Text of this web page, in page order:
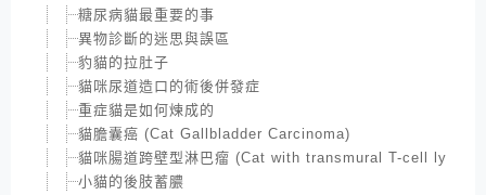
糖尿病貓最重要的事
異物診斷的迷思與誤區
豹貓的拉肚子
貓咪尿道造口的術後併發症
重症貓是如何煉成的
貓膽囊癌 (Cat Gallbladder Carcinoma)
貓咪腸道跨壁型淋巴瘤 (Cat with transmural T-cell
小貓的後肢蓄膿